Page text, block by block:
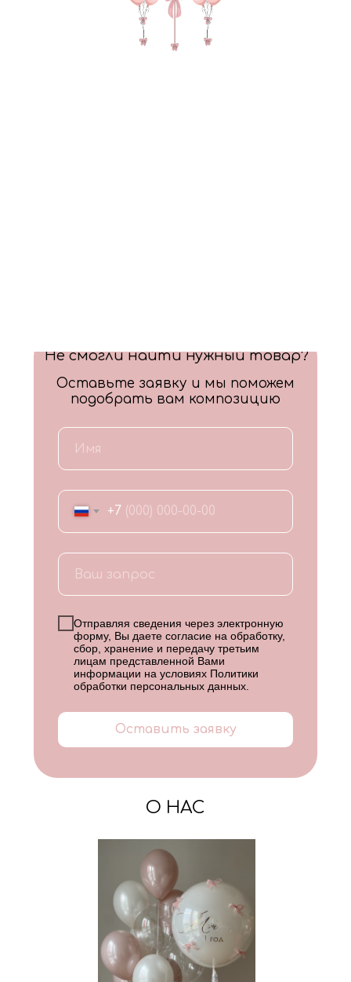
+7
Отправляя сведения через электронную
форму, Вы даете согласие на обработку,
сбор, хранение и передачу третьим
лицам представленной Вами
информации на условиях Политики
обработки персональных данных
Оставить заявку
Не смогли найти нужный товар?
Оставьте заявку и мы поможем
подобрать вам композицию
О НАС